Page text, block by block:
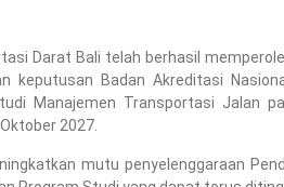
Darat Bali telah berhasil
Badan Akreditasi
Manajemen Transportasi Jalan
2027.
mutu penyelenggaraan